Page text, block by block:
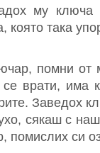
му
която така
помни от
врати, има
Заведох
сякаш с
помислих си